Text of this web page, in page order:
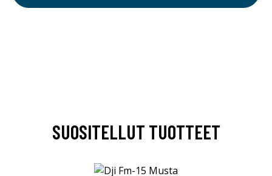
SUOSITELLUT TUOTTEET